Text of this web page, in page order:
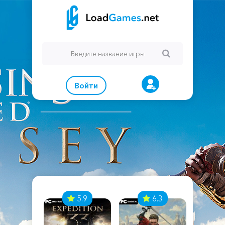
Войти
5.9 6.3